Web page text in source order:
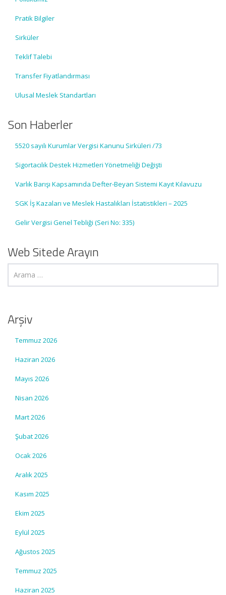
Pratik Bilgiler
Sirküler
Teklif Talebi
Transfer Fiyatlandırması
Ulusal Meslek Standartları
Son Haberler
5520 sayılı Kurumlar Vergisi Kanunu Sirküleri /73
Sigortacılık Destek Hizmetleri Yönetmeliği Değişti
Varlık Barışı Kapsamında Defter-Beyan Sistemi Kayıt Kılavuzu
SGK İş Kazaları ve Meslek Hastalıkları İstatistikleri – 2025
Gelir Vergisi Genel Tebliği (Seri No: 335)
Web Sitede Arayın
Arşiv
Temmuz 2026
Haziran 2026
Mayıs 2026
Nisan 2026
Mart 2026
Şubat 2026
Ocak 2026
Aralık 2025
Kasım 2025
Ekim 2025
Eylül 2025
Ağustos 2025
Temmuz 2025
Haziran 2025